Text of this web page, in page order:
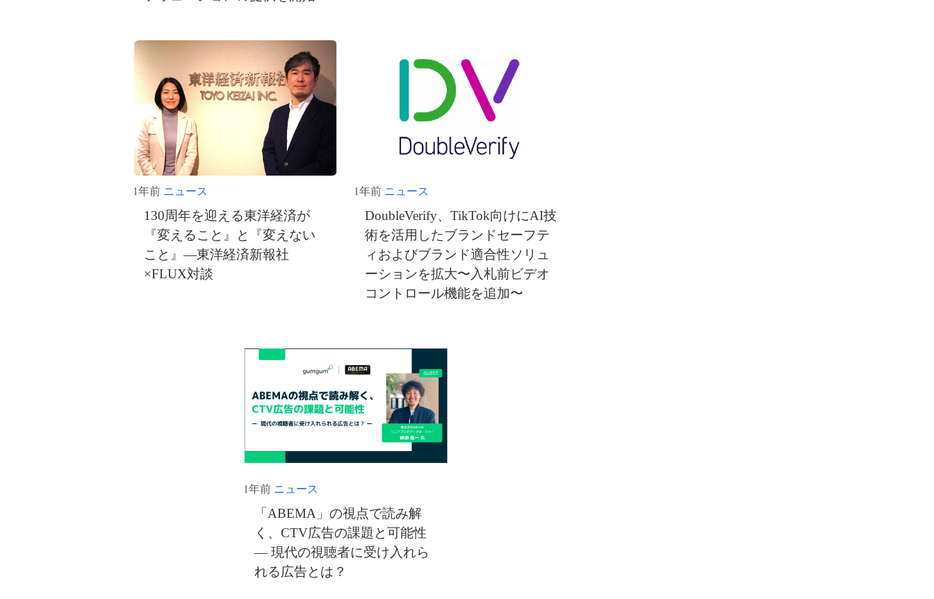
1年前 ニュース
130周年を迎える東洋経済が
『変えること』と『変えない
こと』―東洋経済新報社
×FLUX対談
1年前 ニュース
DoubleVerify、TikTok向けにAI技
術を活用したブランドセーフテ
ィおよびブランド適合性ソリュ
ーションを拡大〜入札前ビデオ
コントロール機能を追加〜
1年前 ニュース
「ABEMA」の視点で読み解
く、CTV広告の課題と可能性
— 現代の視聴者に受け入れら
れる広告とは？